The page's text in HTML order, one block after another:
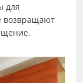
для
возвращают